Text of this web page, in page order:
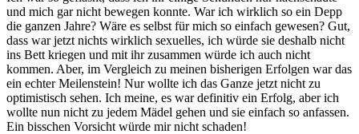
und mich gar nicht bewegen konnte. War ich wirklich so ein Depp
die ganzen Jahre? Wäre es selbst für mich so einfach gewesen? Gut,
dass war jetzt nichts wirklich sexuelles, ich würde sie deshalb nicht
ins Bett kriegen und mit ihr zusammen würde ich auch nicht
kommen. Aber, im Vergleich zu meinen bisherigen Erfolgen war das
ein echter Meilenstein! Nur wollte ich das Ganze jetzt nicht zu
optimistisch sehen. Ich meine, es war definitiv ein Erfolg, aber ich
wollte nun nicht zu jedem Mädel gehen und sie einfach so anfassen.
Ein bisschen Vorsicht würde mir nicht schaden!